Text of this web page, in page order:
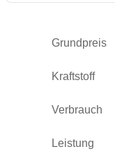
Grundpreis
Kraftstoff
Verbrauch
Leistung